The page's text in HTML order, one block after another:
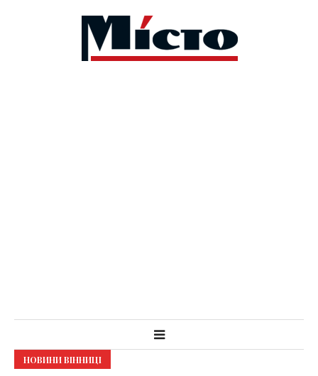
НОВИНИ ВІННИЦІ